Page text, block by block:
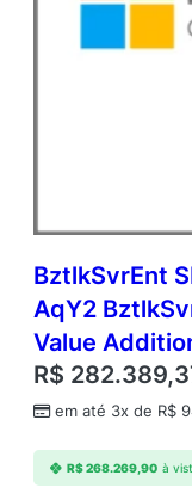
BztlkSvrEnt
AqY2
Value
R$
em até 3x de R$
R$268.269,90 à